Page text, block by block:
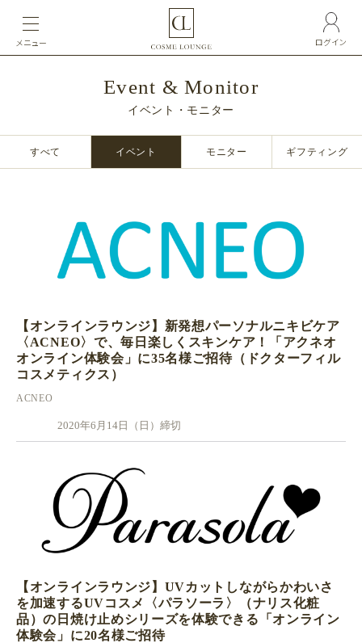
ログイン
メニュー
Event & Monitor
イベント・モニター
すべて イベント モニター ギフティング
【オンラインラウンジ】新発想パーソナルニキビケア
〈ACNEO〉で、毎日楽しくスキンケア！「アクネオ
オンライン体験会」に35名様ご招待（ドクターフィル
コスメティクス）
ACNEO
2020年6月14日（日）締切
【オンラインラウンジ】UVカットしながらかわいさ
を加速するUVコスメ〈パラソーラ〉（ナリス化粧
品）の日焼け止めシリーズを体験できる「オンライン
体験会」に20名様ご招待